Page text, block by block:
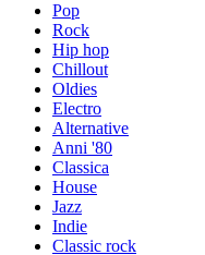
Pop
Rock
Hip hop
Chillout
Oldies
Electro
Alternative
Anni '80
Classica
House
Jazz
Indie
Classic rock